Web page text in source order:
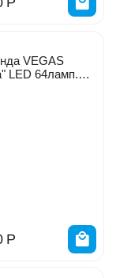
VEGAS
LED 64ламп.
Р